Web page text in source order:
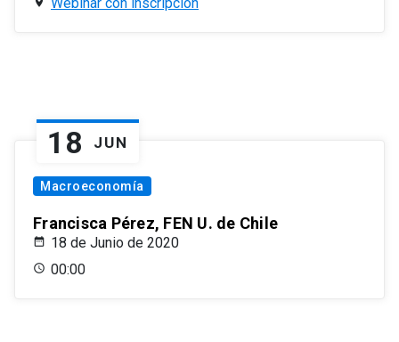
18 JUN
Macroeconomía
Francisca Pérez, FEN U. de Chile
18 de Junio de 2020
00:00